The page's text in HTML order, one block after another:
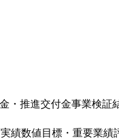
・推進交付金事業検証結
績数値目標・重要業績